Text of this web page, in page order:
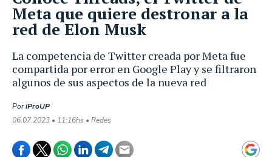
La competencia de Twitter creada por Meta fue
compartida por error en Google Play y se filtraron
algunos de sus aspectos de la nueva red
PoriProUP
06.07.2023 • 11:16hs • Redes
Meta que quiere destronar a la
red de Elon Musk